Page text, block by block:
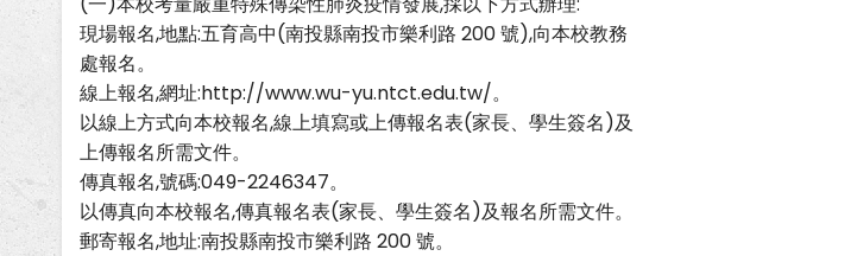
現場報名,地點:五育高中(南投縣南投市樂利路 200 號),向本校教務
處報名。
線上報名,網址:http://www.wu-yu.ntct.edu.tw/。
以線上方式向本校報名,線上填寫或上傳報名表(家長、學生簽名)及
上傳報名所需文件。
傳真報名,號碼:049-2246347。
以傳真向本校報名,傳真報名表(家長、學生簽名)及報名所需文件。
郵寄報名,地址:南投縣南投市樂利路 200 號。